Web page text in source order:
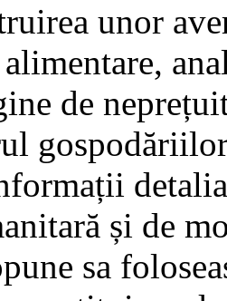
unor
de
și de
sa